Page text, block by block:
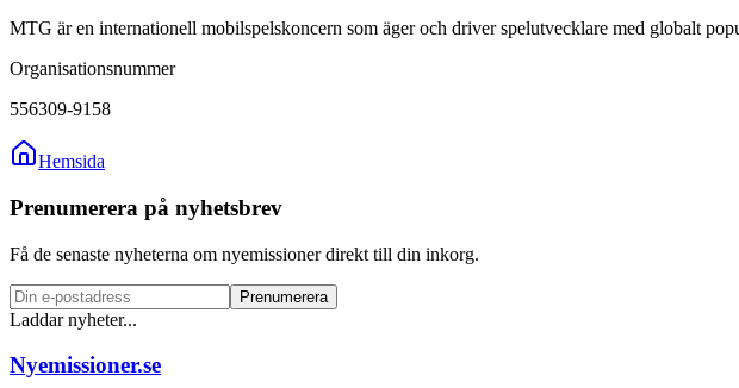
MTG är en internationell mobilspelskoncern som äger och driver spelutvecklare med globalt
Organisationsnummer
556309-9158
Hemsida
Prenumerera på nyhetsbrev
Få de senaste nyheterna om nyemissioner direkt till din inkorg.
Prenumerera
Laddar nyheter...
Nyemissioner.se